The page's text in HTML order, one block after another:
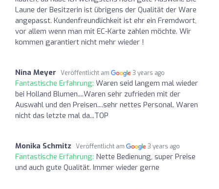
Laune der Besitzerin ist übrigens der Qualität der Ware
angepasst. Kundenfreundlichkeit ist ehr ein Fremdwort,
vor allem wenn man mit EC-Karte zahlen möchte. Wir
kommen garantiert nicht mehr wieder !
Nina Meyer Veröffentlicht am 3 years ago
Fantastische Erfahrung: Waren seid langem mal wieder
bei Holland Blumen....Waren sehr zufrieden mit der
Auswahl und den Preisen....sehr nettes Personal. Waren
nicht das letzte mal da...TOP
Monika Schmitz Veröffentlicht am 3 years ago
Fantastische Erfahrung: Nette Bedienung, super Preise
und auch gute Qualität. Immer wieder gerne